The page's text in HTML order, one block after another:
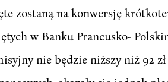
zostaną na konwersję
w Banku Prancusko-
nie będzie niższy niż 92 zł